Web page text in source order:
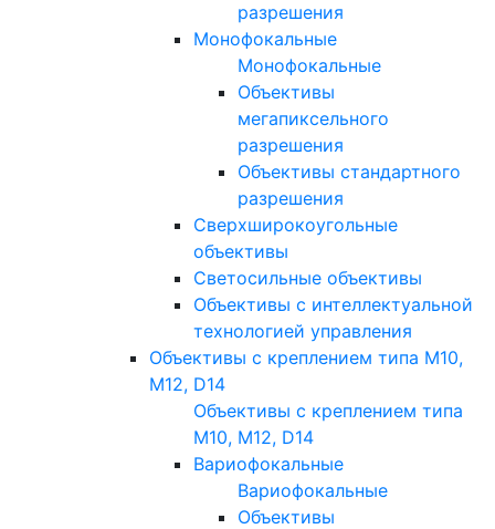
разрешения
Монофокальные
Монофокальные
Объективы
мегапиксельного
разрешения
Объективы стандартного
разрешения
Сверхширокоугольные
объективы
Светосильные объективы
Объективы с интеллектуальной
технологией управления
Объективы с креплением типа M10,
M12, D14
Объективы с креплением типа
M10, M12, D14
Вариофокальные
Вариофокальные
Объективы